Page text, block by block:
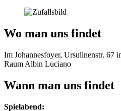
Wo man uns findet
Im Johannesfoyer, Ursulinenstr. 67
Raum Albin Luciano
Wann man uns findet
Spielabend: